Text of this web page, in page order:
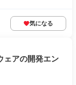
気になる
ェアの開発エン